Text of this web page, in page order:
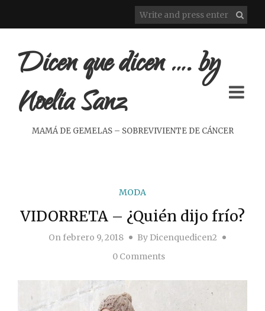
Dicen que dicen …. by
Noelia Sanz
MAMÁ DE GEMELAS – SOBREVIVIENTE DE CÁNCER
MODA
VIDORRETA – ¿Quién dijo frío?
Onfebrero 9, 2018 By Dicenquedicen2
0 Comments